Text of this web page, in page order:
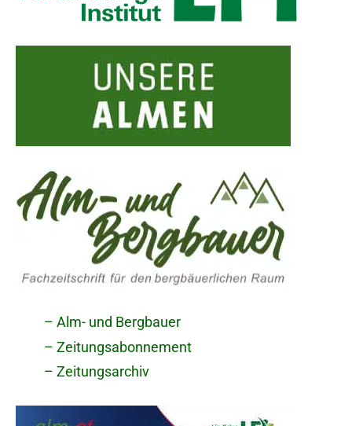
– Alm- und Bergbauer
– Zeitungsabonnement
– Zeitungsarchiv